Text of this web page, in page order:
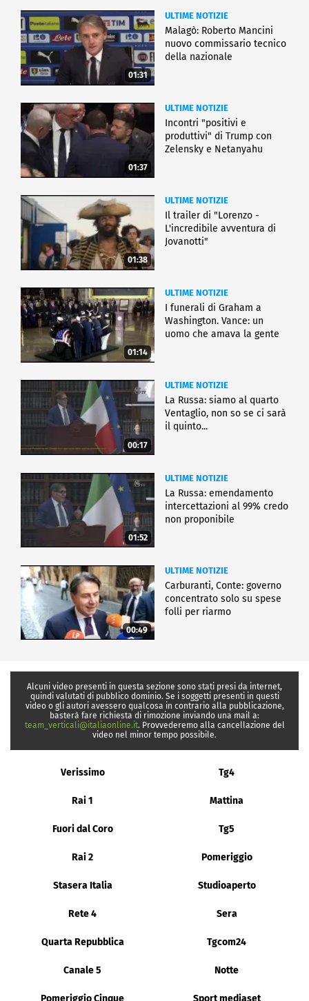
01:31
ULTIME NOTIZIE
Malagò: Roberto Mancini
nuovo commissario tecnico
della nazionale
01:37
ULTIME NOTIZIE
Incontri "positivi e
produttivi" di Trump con
Zelensky e Netanyahu
01:38
ULTIME NOTIZIE
Il trailer di "Lorenzo -
L'incredibile avventura di
Jovanotti"
01:14
ULTIME NOTIZIE
I funerali di Graham a
Washington. Vance: un
uomo che amava la gente
00:17
ULTIME NOTIZIE
La Russa: siamo al quarto
Ventaglio, non so se ci sarà
il quinto...
01:52
ULTIME NOTIZIE
La Russa: emendamento
intercettazioni al 99% credo
non proponibile
00:49
ULTIME NOTIZIE
Carburanti, Conte: governo
concentrato solo su spese
folli per riarmo
Alcuni video presenti in questa sezione sono stati presi da internet,
quindi valutati di pubblico dominio. Se i soggetti presenti in questi
video o gli autori avessero qualcosa in contrario alla pubblicazione,
basterà fare richiesta di rimozione inviando una mail a:
team_verticali@italiaonline.it. Provvederemo alla cancellazione del
video nel minor tempo possibile.
Verissimo Tg4
Rai 1 Mattina
Fuori dal Coro Tg5
Rai 2 Pomeriggio
Stasera Italia Studioaperto
Rete 4 Sera
Quarta Repubblica Tgcom24
Canale 5 Notte
Pomeriggio Cinque Sport mediaset